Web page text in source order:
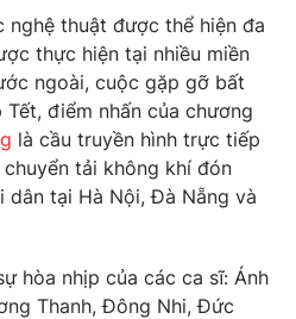
Podcast
Shorts video
nghệ thuật được thể hiện đa
thực hiện tại nhiều miền
ngoài, cuộc gặp gỡ bất
điểm nhấn của chương
là cầu truyền hình trực tiếp
tải không khí đón
dân tại Hà Nội, Đà Nẵng và
hòa nhịp của các ca sĩ: Ánh
Thanh, Đông Nhi, Đức